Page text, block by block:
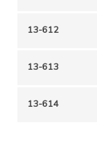
13-612
13-613
13-614